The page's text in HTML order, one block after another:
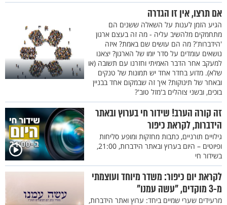
אם תרצו, אין זו הגדרה
הגיע הזמן לענות על השאלה ששנים הם
מתחמקים מלהשיב עליה - מה זה בעצם ארגון
'הידברות'? מה הם עושים שם באמת? איזה
נושאים עומדים על סדר יומו של הארגון? יצאנו
למעקב אחר הדבר האמיתי וחזרנו עם תשובה (או
שלא). מדוע בחדר אחד יש תמונות של טנקים
ובאחר של תינוקות? איך זה שבמקום אחד בבניין
בוכים, ובשני צוהלים ב'מזל טוב'?
זה קורה הערב! שידור חי בערוץ ובאתר
הידברות, לקראת כיפור
גילויים תורניים, כתבות מחזקות ומופע סליחות
ופיוטים – היום בערוץ ובאתר הידברות, 21:00,
בשידור חי
לקראת יום כיפור: משדר מיוחד ועוצמתי
מ-3 מוקדים, "עשה עמנו"
מרעידים שערי שמיים ביחד: ערוץ ואתר הידברות,